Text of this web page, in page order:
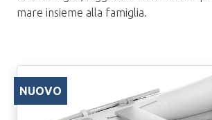
mare insieme alla famiglia.
NUOVO